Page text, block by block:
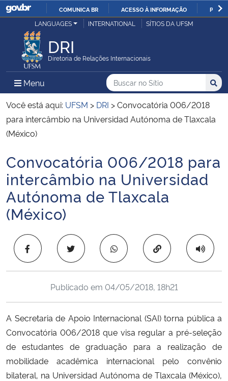
IR
COMUNICA BR ACESSO À INFORMAÇÃO
Ministério da Justiça e Segurança Pública
Ministério da Defesa
Ministério das Relações Exteriores
Ministério da Economia
Ministério da Infraestrutura
Ministério da Agricultura, Pecuária e Abastecimento
Ministério da Educação
Ministério da Cidadania
Ministério da Saúde
Ministério de Minas e Energia
Ministério da Ciência, Tecnologia, Inovações e Comunicações
Ministério do Meio Ambiente
Ministério do Turismo
LANGUAGES INTERNATIONAL SÍTIOS DA UFSM
DRI
Diretoria de Relações Internacionais
Menu Menu Principal do Sítio
Busca
Buscar no no Sítio
Busca:
Você está aqui: UFSM > DRI >Convocatória 006/2018
para intercâmbio na Universidad Autónoma de Tlaxcala
(México)
Início do conteúdo
Convocatória 006/2018 para
intercâmbio na Universidad
Autónoma de Tlaxcala
(México)
Copiar para área
Publicado em 04/05/2018, 18h21
A Secretaria de Apoio Internacional (SAI) torna pública a
Convocatória 006/2018 que visa regular a pré-seleção
de estudantes de graduação para a realização de
mobilidade acadêmica internacional pelo convênio
bilateral, na Universidad Autónoma de Tlaxcala (México),